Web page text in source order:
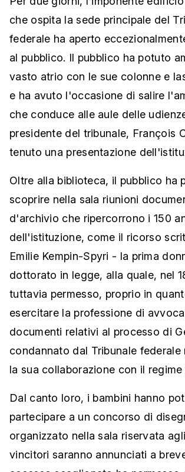
che ospita la sede principale del
federale ha aperto
al pubblico. Il pubblico ha potuto
vasto atrio con le sue colonne e
e ha avuto l'occasione di salire
che conduce alle aule delle
presidente del tribunale, François
tenuto una presentazione
Oltre alla biblioteca, il pubblico ha
scoprire nella sala riunioni
d'archivio che ripercorrono i 150
dell'istituzione, come il ricorso
Emilie Kempin-Spyri - la prima
dottorato in legge, alla quale, nel
tuttavia permesso, proprio in
esercitare la professione di
documenti relativi al processo di
condannato dal Tribunale federale
la sua collaborazione con il regime
Dal canto loro, i bambini hanno
partecipare a un concorso di
organizzato nella sala riservata
vincitori saranno annunciati a